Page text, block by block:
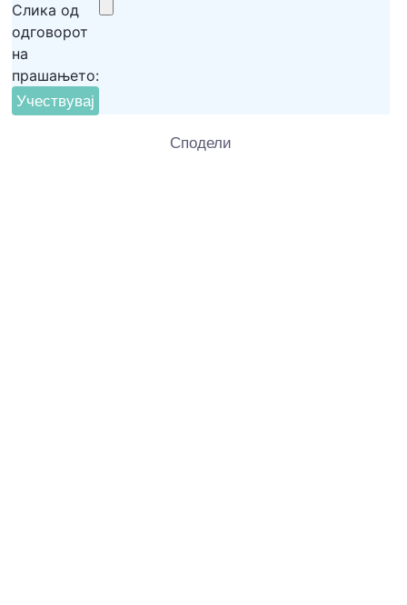
Слика од
одговорот
на
прашањето:
Сподели